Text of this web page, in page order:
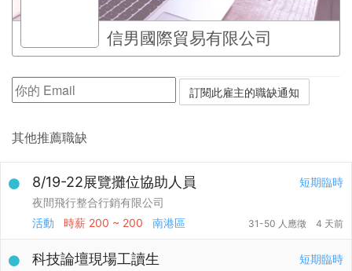
信男國際貿易有限公司
其他推薦職缺
短期臨時
8/19-22展覽攤位協助人員
夜間飛行整合行銷有限公司
活動
時薪 200 ~ 200 南港區 31-50 人應徵 4 天前
短期臨時
科技論壇現場工讀生